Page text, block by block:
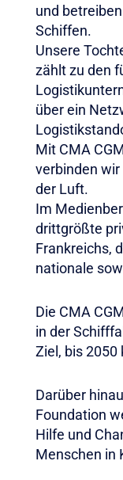
und
Schiffen.
Unsere
zählt zu den
über ein
Mit CMA
verbinden
der Luft.
Im
drittgrößte
Frankreichs,
nationale
Die CMA
in der
Ziel, bis 2050
Darüber
Foundation
Hilfe und
Menschen in